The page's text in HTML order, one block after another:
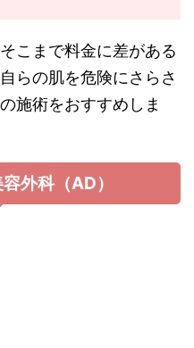
こまで料金に差がある
らの肌を危険にさらさ
施術をおすすめしま
外科（AD）